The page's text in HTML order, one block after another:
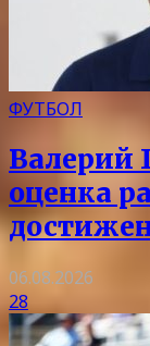
ФУТБОЛ
Валерий
оценка
06.08.2026
28